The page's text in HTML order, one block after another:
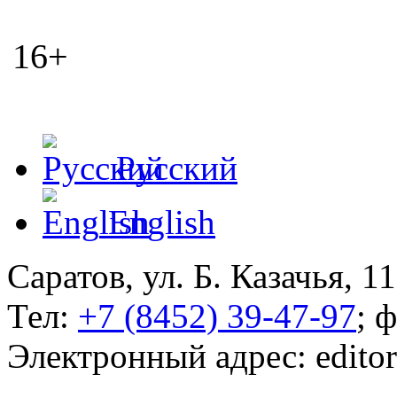
16+
Русский
English
Саратов, ул. Б. Казачья,
Тел: +7 (8452) 39-47-97;
Электронный адрес: